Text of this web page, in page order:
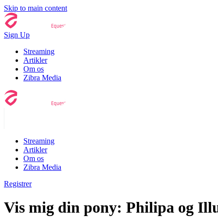
Skip to main content
Sign Up
Streaming
Artikler
Om os
Zibra Media
Streaming
Artikler
Om os
Zibra Media
Registrer
Vis mig din pony: Philipa og